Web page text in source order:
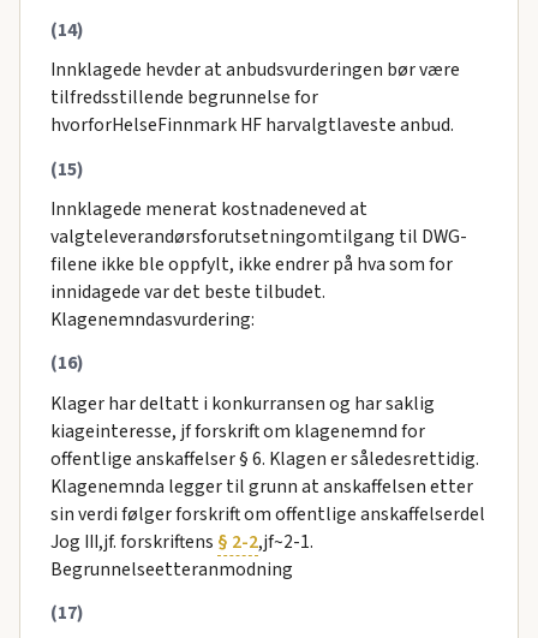
(14)
Innklagede hevder at anbudsvurderingen bør være
tilfredsstillende begrunnelse for
hvorforHelseFinnmark HF harvalgtlaveste anbud.
(15)
Innklagede menerat kostnadeneved at
valgteleverandørsforutsetningomtilgang til DWG-
filene ikke ble oppfylt, ikke endrer på hva som for
innidagede var det beste tilbudet.
Klagenemndasvurdering:
(16)
Klager har deltatt i konkurransen og har saklig
kiageinteresse, jf forskrift om klagenemnd for
offentlige anskaffelser § 6. Klagen er såledesrettidig.
Klagenemnda legger til grunn at anskaffelsen etter
sin verdi følger forskrift om offentlige anskaffelserdel
Jog III,jf. forskriftens § 2-2,jf~2-1.
Begrunnelseetteranmodning
(17)